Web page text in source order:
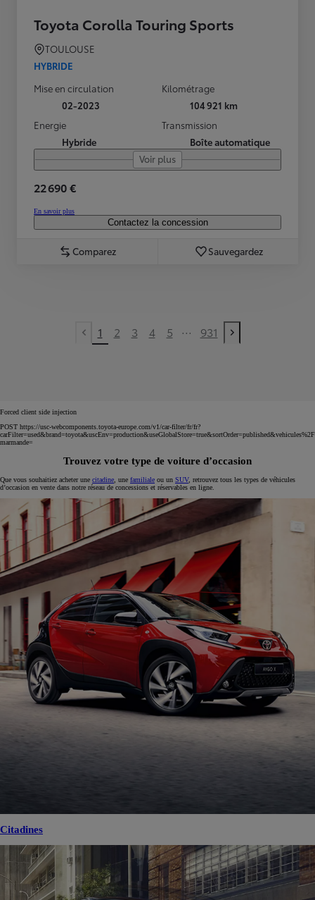
Toyota Corolla Touring Sports
TOULOUSE
HYBRIDE
Mise en circulation
02-2023
Kilométrage
104 921 km
Energie
Hybride
Transmission
Boîte automatique
Voir plus
22 690 €
En savoir plus
Contactez la concession
Comparez Sauvegardez
Previous page
1 2 3 4 5 ... 931
Next page
Forced client side injection
POST https://usc-webcomponents.toyota-europe.com/v1/car-filter/fr/fr?
marmande=
Trouvez votre type de voiture d’occasion
Que vous souhaitiez acheter une citadine , une familiale ou un SUV, retrouvez tous les types de véhicules
d’occasion en vente dans notre réseau de concessions et réservables en ligne.
Citadines